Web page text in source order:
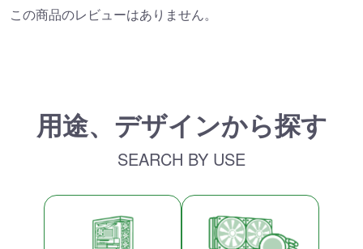
この商品のレビューはありません。
用途、デザインから探す
SEARCH BY USE